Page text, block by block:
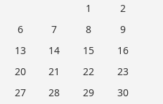
1
2
6 7 8
9
13 14 15
16
20 21 22
23
27 28 29
30